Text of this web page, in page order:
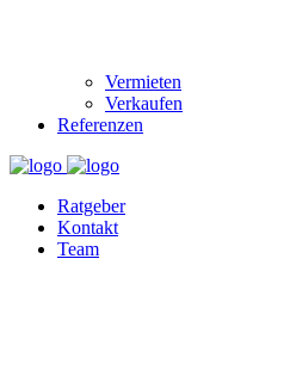
Vermieten
Verkaufen
Referenzen
Ratgeber
Kontakt
Team